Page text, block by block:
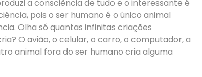
a consciência de tudo e o interessante é
pois o ser humano é o único animal
Olha só quantas infinitas criações
O avião, o celular, o carro, o computador, a
animal fora do ser humano cria alguma